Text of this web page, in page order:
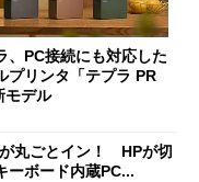
、PC接続にも対応した
プリンタ「テプラ PR
モデル
丸ごとイン！ HPが切
ーボード内蔵PC...